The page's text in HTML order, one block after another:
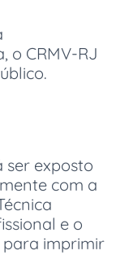
o CRMV-RJ
ser exposto
com a
e o
para imprimir